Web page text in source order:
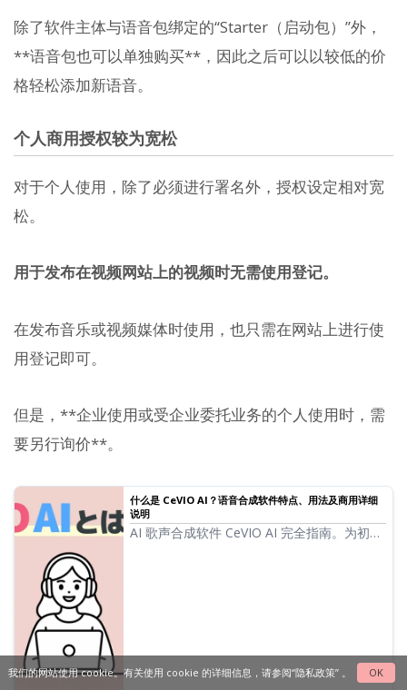
除了软件主体与语音包绑定的“Starter（启动包）”外，
**语音包也可以单独购买**，因此之后可以以较低的价
格轻松添加新语音。
个人商用授权较为宽松
对于个人使用，除了必须进行署名外，授权设定相对宽
松。
用于发布在视频网站上的视频时无需使用登记。
在发布音乐或视频媒体时使用，也只需在网站上进行使
用登记即可。
但是，**企业使用或受企业委托业务的个人使用时，需
要另行询价**。
什么是 CeVIO AI？语音合成软件特点、用法及商用详细
说明
AI 歌声合成软件 CeVIO AI 完全指南。为初学
我们的网站使用 cookie。有关使用 cookie 的详细信息，请参阅“隐私政策”。 OK